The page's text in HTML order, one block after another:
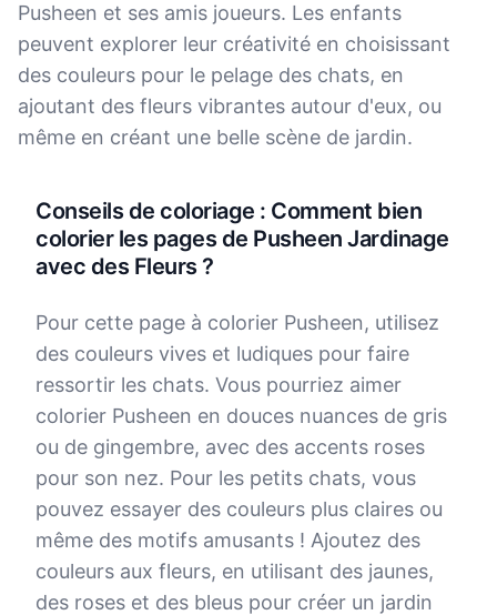
Pusheen et ses amis joueurs. Les enfants
peuvent explorer leur créativité en choisissant
des couleurs pour le pelage des chats, en
ajoutant des fleurs vibrantes autour d'eux, ou
même en créant une belle scène de jardin.
Conseils de coloriage : Comment bien
colorier les pages de Pusheen Jardinage
avec des Fleurs ?
Pour cette page à colorier Pusheen, utilisez
des couleurs vives et ludiques pour faire
ressortir les chats. Vous pourriez aimer
colorier Pusheen en douces nuances de gris
ou de gingembre, avec des accents roses
pour son nez. Pour les petits chats, vous
pouvez essayer des couleurs plus claires ou
même des motifs amusants ! Ajoutez des
couleurs aux fleurs, en utilisant des jaunes,
des roses et des bleus pour créer un jardin